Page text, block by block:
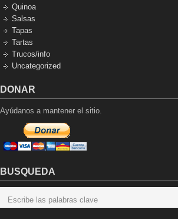
Quinoa
Salsas
Tapas
Tartas
Trucos/info
Uncategorized
DONAR
Ayúdanos a mantener el sitio.
BUSQUEDA